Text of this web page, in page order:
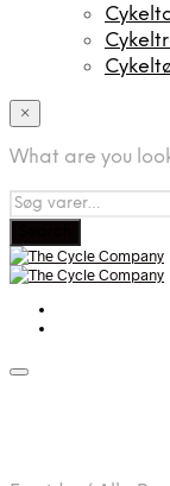
×
What are you